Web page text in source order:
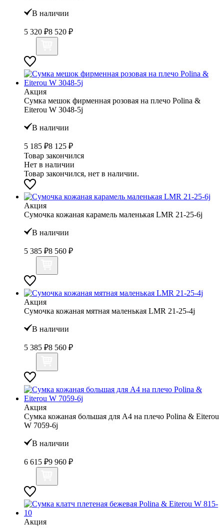
В наличии
5 320 ₽8 520 ₽
Акция
Сумка мешок фирменная розовая на плечо Polina &
Eiterou W 3048-5j
В наличии
5 185 ₽8 125 ₽
Товар закончился
Нет в наличии
Товар закончился, нет в наличии.
Акция
Сумочка кожаная карамель маленькая LMR 21-25-6j
В наличии
5 385 ₽8 560 ₽
Акция
Сумочка кожаная мятная маленькая LMR 21-25-4j
В наличии
5 385 ₽8 560 ₽
Акция
Сумка кожаная большая для А4 на плечо Polina & Eiterou
W 7059-6j
В наличии
6 615 ₽9 960 ₽
Акция